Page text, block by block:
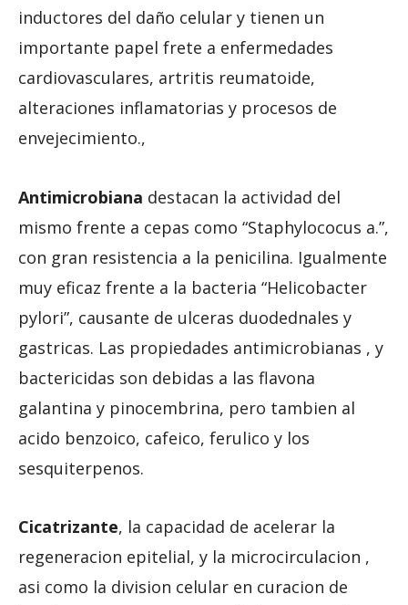
inductores del daño celular y tienen un
importante papel frete a enfermedades
cardiovasculares, artritis reumatoide,
alteraciones inflamatorias y procesos de
envejecimiento.,
Antimicrobiana destacan la actividad del
mismo frente a cepas como “Staphylococus a.”,
con gran resistencia a la penicilina. Igualmente
muy eficaz frente a la bacteria “Helicobacter
pylori”, causante de ulceras duodednales y
gastricas. Las propiedades antimicrobianas , y
bactericidas son debidas a las flavona
galantina y pinocembrina, pero tambien al
acido benzoico, cafeico, ferulico y los
sesquiterpenos.
Cicatrizante, la capacidad de acelerar la
regeneracion epitelial, y la microcirculacion ,
asi como la division celular en curacion de